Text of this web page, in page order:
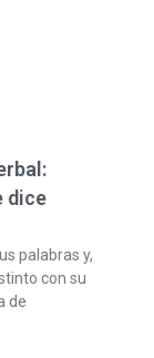
dice
palabras y,
con su
de